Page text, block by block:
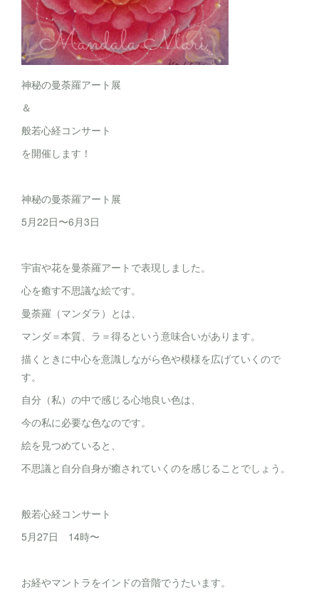
神秘の曼荼羅アート展
＆
般若心経コンサート
を開催します！
神秘の曼荼羅アート展
5月22日〜6月3日
宇宙や花を曼荼羅アートで表現しました。
心を癒す不思議な絵です。
曼荼羅（マンダラ）とは、
マンダ＝本質、ラ＝得るという意味合いがあります。
描くときに中心を意識しながら色や模様を広げていくので
す。
自分（私）の中で感じる心地良い色は、
今の私に必要な色なのです。
絵を見つめていると、
不思議と自分自身が癒されていくのを感じることでしょう。
般若心経コンサート
5月27日 14時〜
お経やマントラをインドの音階でうたいます。